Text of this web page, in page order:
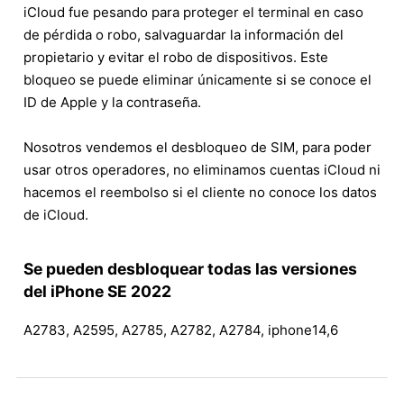
iCloud fue pesando para proteger el terminal en caso
de pérdida o robo, salvaguardar la información del
propietario y evitar el robo de dispositivos. Este
bloqueo se puede eliminar únicamente si se conoce el
ID de Apple y la contraseña.
Nosotros vendemos el desbloqueo de SIM, para poder
usar otros operadores, no eliminamos cuentas iCloud ni
hacemos el reembolso si el cliente no conoce los datos
de iCloud.
Se pueden desbloquear todas las versiones
del iPhone SE 2022
A2783, A2595, A2785, A2782, A2784, iphone14,6